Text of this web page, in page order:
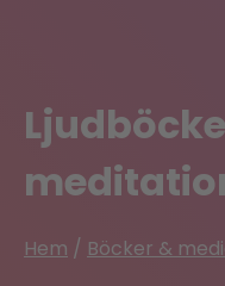
Hem / Böcker &